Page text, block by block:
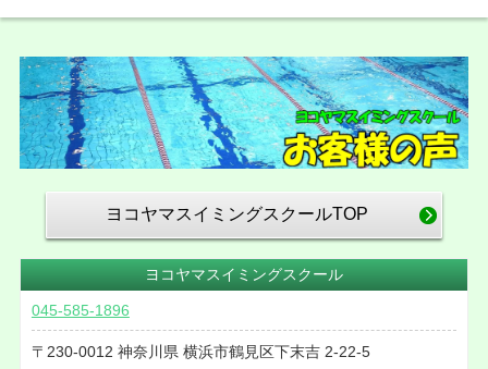
ヨコヤマスイミングスクールTOP
ヨコヤマスイミングスクール
045-585-1896
230-0012 神奈川県 横浜市鶴見区下末吉 2-22-5